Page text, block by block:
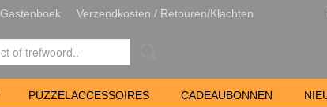
Gastenboek Verzendkosten / Retouren/Klachten
PUZZELACCESSOIRES CADEAUBONNEN